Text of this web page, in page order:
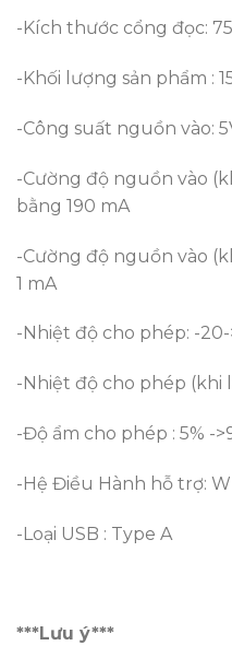
-Kích thước cổng đọc:
-Khối lượng sản phẩm :
-Công suất nguồn vào:
-Cường độ nguồn vào
bằng 190 mA
-Cường độ nguồn vào
1 mA
-Nhiệt độ cho phép: -20-
-Nhiệt độ cho phép (khi
-Độ ẩm cho phép : 5% -
-Hệ Điều Hành hỗ trợ:
-Loại USB : Type A
***Lưu ý***